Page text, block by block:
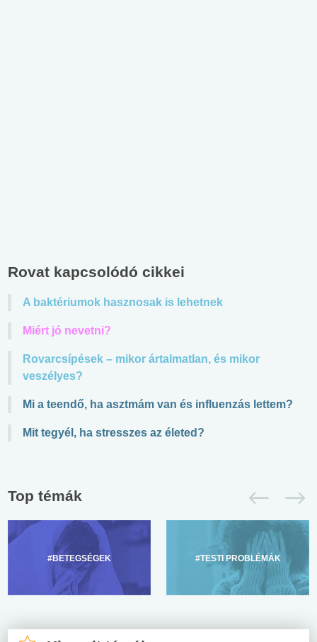
Rovat kapcsolódó cikkei
A baktériumok hasznosak is lehetnek
Miért jó nevetni?
Rovarcsípések – mikor ártalmatlan, és mikor
veszélyes?
Mi a teendő, ha asztmám van és influenzás lettem?
Mit tegyél, ha stresszes az életed?
Top témák
#BETEGSÉGEK #TESTI PROBLÉMÁK